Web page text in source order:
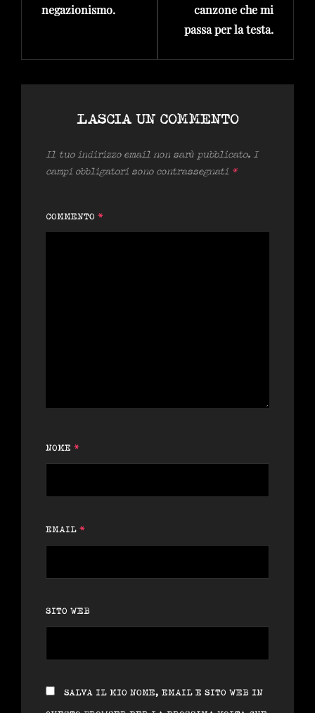
negazionismo.
canzone che mi
passa per la testa.
LASCIA UN COMMENTO
Il tuo indirizzo email non sarà pubblicato. I
campi obbligatori sono contrassegnati *
COMMENTO *
NOME *
EMAIL *
SITO WEB
SALVA IL MIO NOME, EMAIL E SITO WEB IN